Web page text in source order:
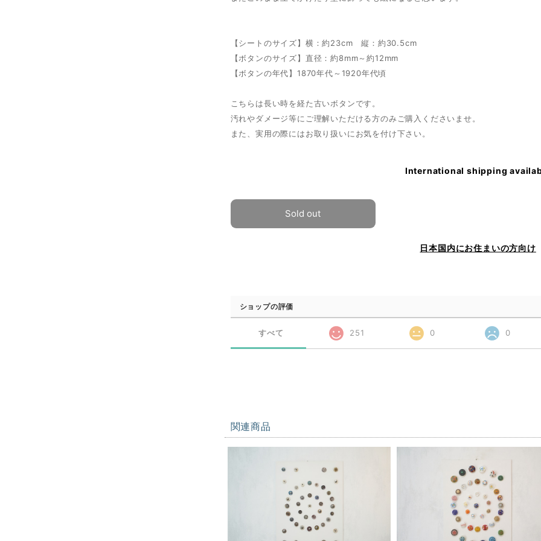
【シートのサイズ】横：約23cm 縦：約30.5cm
【ボタンのサイズ】直径：約8mm～約12mm
【ボタンの年代】1870年代～1920年代頃
こちらは長い時を経た古いボタンです。
汚れやダメージ等にご理解いただける方のみご購入くださいませ。
また、実用の際にはお取り扱いにお気を付け下さい。
International shipping
Sold out
日本国内にお住まいの方向け
ショップの評価
すべて 251 0 0
関連商品